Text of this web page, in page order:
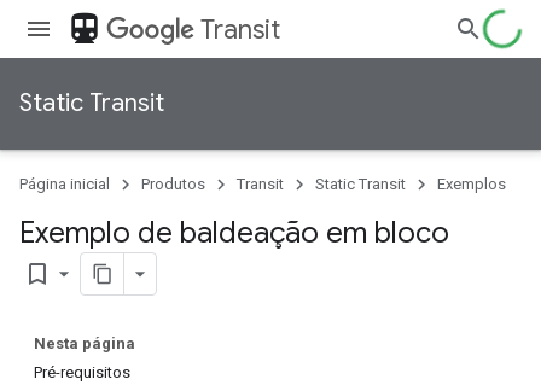
directions_transit Transit
Static Transit
Página inicial Produtos Transit Static Transit Exemplos
Exemplo de baldeação em bloco
bookmark_border
Nesta página
Pré-requisitos